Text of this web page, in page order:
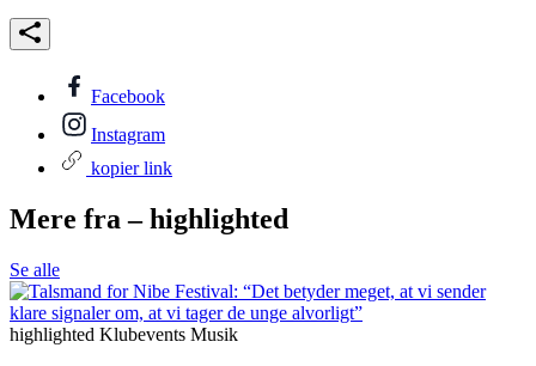
Facebook
Instagram
kopier link
Mere fra – highlighted
Se alle
highlighted Klubevents Musik